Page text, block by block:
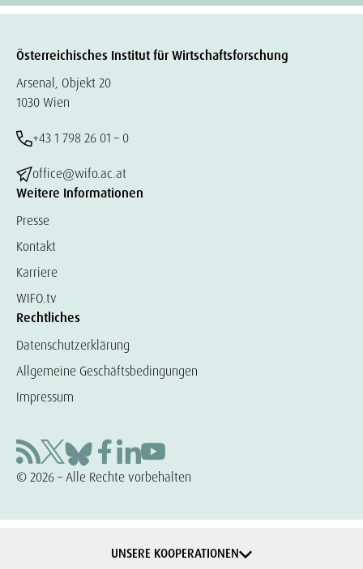
Österreichisches Institut für Wirtschaftsforschung
Arsenal, Objekt 20
1030 Wien
+43 1 798 26 01 – 0
office@wifo.ac.at
Weitere Informationen
Presse
Kontakt
Karriere
WIFO.tv
Rechtliches
Datenschutzerklärung
Allgemeine Geschäftsbedingungen
Impressum
© 2026 – Alle Rechte vorbehalten
UNSERE KOOPERATIONEN